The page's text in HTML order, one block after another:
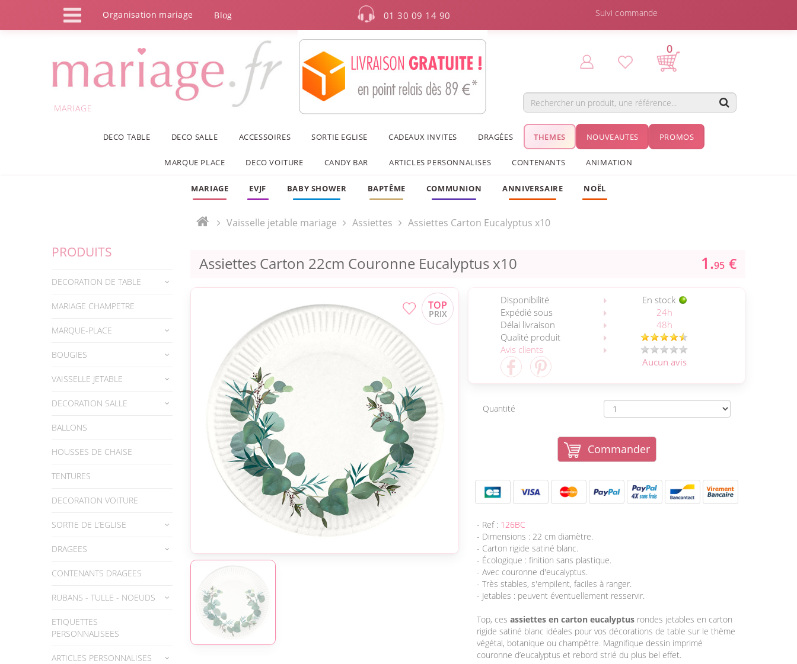
Organisation mariage Blog 01 30 09 14 90 Suivi commande
MARIAGE
0
DECO TABLE DECO SALLE ACCESSOIRES SORTIE EGLISE CADEAUX INVITES DRAGÉES THEMES NOUVEAUTES PROMOS
MARQUE PLACE DECO VOITURE CANDY BAR ARTICLES PERSONNALISES CONTENANTS ANIMATION
MARIAGE EVJF BABY SHOWER BAPTÊME COMMUNION ANNIVERSAIRE NOËL
PRODUITS
DECORATION DE TABLE
MARIAGE CHAMPETRE
MARQUE-PLACE
BOUGIES
VAISSELLE JETABLE
DECORATION SALLE
BALLONS
HOUSSES DE CHAISE
TENTURES
DECORATION VOITURE
SORTIE DE L’EGLISE
DRAGEES
CONTENANTS DRAGEES
RUBANS - TULLE - NOEUDS
ETIQUETTES
PERSONNALISEES
ARTICLES PERSONNALISES
Vaisselle jetable mariage Assiettes Assiettes Carton Eucalyptus x10
Assiettes Carton 22cm Couronne Eucalyptus x10 1.95 €
Disponibilité
En stock
Expédié sous
24h
Délai livraison
48h
Qualité produit
Avis clients
Aucun avis
Quantité
Commander
- Ref : 126BC
- Dimensions : 22 cm diamètre.
- Carton rigide satiné blanc.
- Écologique : finition sans plastique.
- Avec couronne d'eucalyptus.
- Très stables, s'empilent, faciles à ranger.
- Jetables : peuvent éventuellement resservir.
Top, ces assiettes en carton eucalyptus rondes jetables en carton
rigide satiné blanc idéales pour vos décorations de table sur le thème
végétal, botanique ou champêtre. Magnifique dessin imprimé
couronne d’eucalyptus et rebord strié du plus bel effet.
Panneau de gestion des cookies